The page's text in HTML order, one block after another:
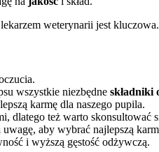
weterynarii jest kluczowa.
wszystkie niezbędne składniki
karmę dla naszego pupila.
dlatego też warto skonsultować
aby wybrać najlepszą
i wyższą gęstość odżywczą.